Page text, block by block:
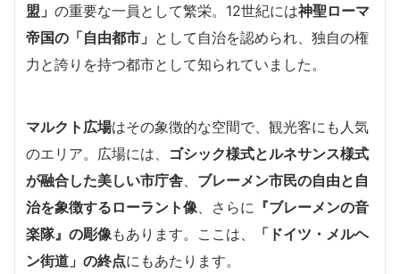
盟」 の重要な一員として繁栄。12世紀には神聖ローマ
帝国の「自由都市」 として自治を認められ、独自の権
力と誇りを持つ都市として知られていました。
マルクト広場はその象徴的な空間で、観光客にも人気
のエリア。広場には、 ゴシック様式とルネサンス様式
が融合した美しい市庁舎
ブレーメン市民の自由と自
治を象徴するローラント像 、さらに 『ブレーメンの音
楽隊』の彫像 もあります。ここは、
「ドイツ・メルヘ
ン街道」の終点にもあたります。